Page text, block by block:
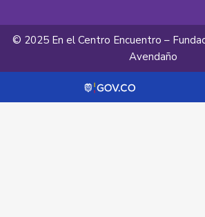
© 2025 En el Centro Encuentro –
Avendaño